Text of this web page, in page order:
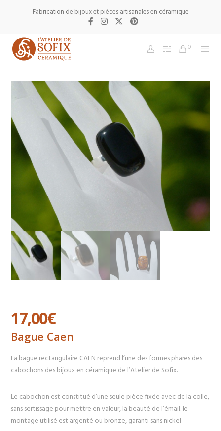
Fabrication de bijoux et pièces artisanales en céramique
0
17,00€
Bague Caen
La bague rectangulaire CAEN reprend l’une des formes phares des
cabochons des bijoux en céramique de l’Atelier de Sofix.
Le cabochon est constitué d’une seule pièce fixée avec de la colle,
sans sertissage pour mettre en valeur, la beauté de l’émail. le
montage utilisé est argenté ou bronze, garanti sans nickel